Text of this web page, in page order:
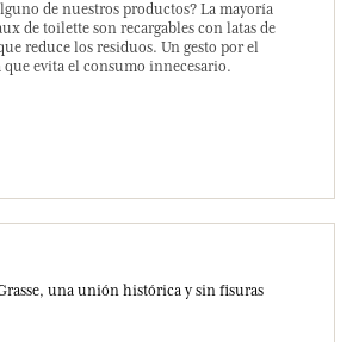
de nuestros productos? La mayoría
de toilette son recargables con latas de
reduce los residuos. Un gesto por el
que evita el consumo innecesario.